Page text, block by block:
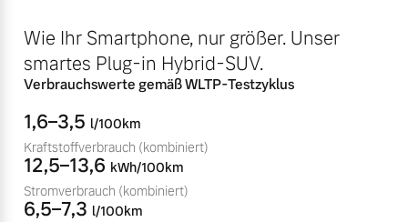
Fahrzeug konfigurieren
Sofort verfügbare Fahrzeuge
Volvo Selekt
Sommer Kompletträder.
Bitte sprechen Sie uns
direkt an.
Wie Ihr Smartphone, nur größer. Unser
smartes Plug-in Hybrid-SUV.
Verbrauchswerte gemäß WLTP-Testzyklus
1,6–3,5 l/100km
Kraftstoffverbrauch (kombiniert)
12,5–13,6 kWh/100km
Stromverbrauch (kombiniert)
6,5–7,3 l/100km